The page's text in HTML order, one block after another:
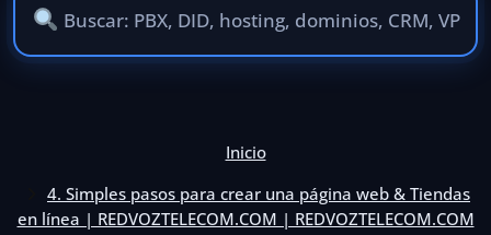
Inicio
4. Simples pasos para crear una página web & Tiendas
en línea | REDVOZTELECOM.COM | REDVOZTELECOM.COM